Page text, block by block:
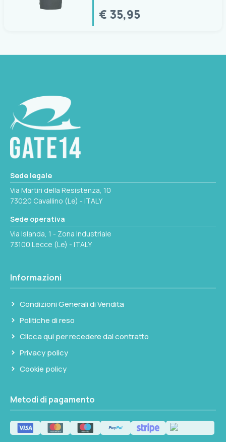
€ 35,95
Sede legale
Via Martiri della Resistenza, 10
73020 Cavallino (Le) - ITALY
Sede operativa
Via Islanda, 1 - Zona Industriale
73100 Lecce (Le) - ITALY
Informazioni
Condizioni Generali di Vendita
Politiche di reso
Clicca qui per recedere dal contratto
Privacy policy
Cookie policy
Metodi di pagamento